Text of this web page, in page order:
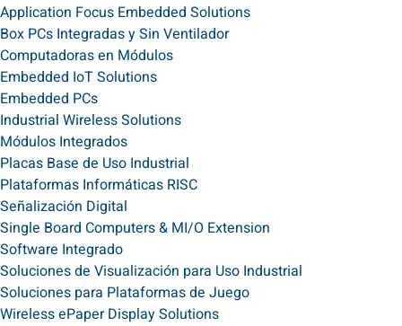
Application Focus Embedded Solutions
Box PCs Integradas y Sin Ventilador
Computadoras en Módulos
Embedded IoT Solutions
Embedded PCs
Industrial Wireless Solutions
Módulos Integrados
Placas Base de Uso Industrial
Plataformas Informáticas RISC
Señalización Digital
Single Board Computers & MI/O Extension
Software Integrado
Soluciones de Visualización para Uso Industrial
Soluciones para Plataformas de Juego
Wireless ePaper Display Solutions